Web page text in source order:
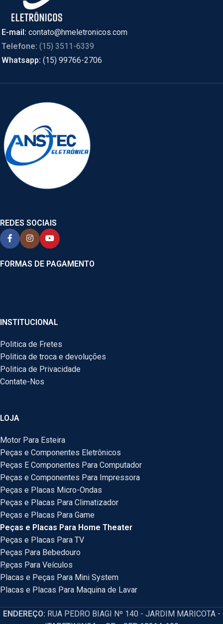
E-mail: contato@hmeletronicos.com
Telefone: (15) 3511-6339
Whatsapp: (15) 99766-2706
REDES SOCIAIS
FORMAS DE PAGAMENTO
INSTITUCIONAL
Politica de Fretes
Politica de troca e devoluções
Politica de Privacidade
Contate-Nos
LOJA
Motor Para Esteira
Peças e Componentes Eletrônicos
Peças E Componentes Para Computador
Peças e Componentes Para Impressora
Peças e Placas Micro-Ondas
Peças e Placas Para Climatizador
Peças e Placas Para Game
Peças e Placas Para Home Theater
Peças e Placas Para TV
Peças Para Bebedouro
Peças Para Veículos
Placas e Peças Para Mini System
Placas e Placas Para Maquina de Lavar
ENDEREÇO: RUA PEDRO BIAGI Nº 140 - JARDIM MARICOTA -